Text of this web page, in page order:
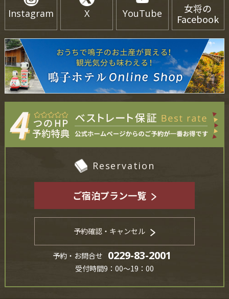
Instagram X YouTube
女将の
Facebook
Reservation
ご宿泊プラン一覧
予約確認・キャンセル
予約・お問合せ 0229-83-2001
受付時間9：00～19：00